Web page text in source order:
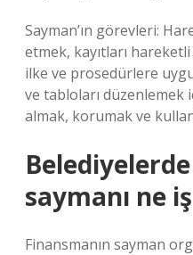
Sayman’ın görevleri:
etmek, kayıtları
ilke ve prosedürlere
ve tabloları düzenlemek
almak, korumak ve
saymanı ne
Finansmanın sayman